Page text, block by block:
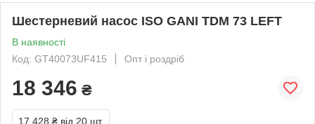
Шестерневий насос ISO GANI TDM 73 LEFT
В наявності
Код: GT40073UF415
Опт і роздріб
18 346 ₴
17 428 ₴ від 20 шт.